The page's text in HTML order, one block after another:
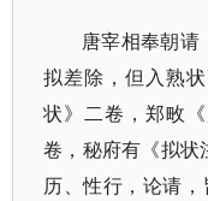
唐宰相奉朝请
拟差除，但入熟
状》二卷，郑畋
卷，秘府有《拟状
历、性行，论请